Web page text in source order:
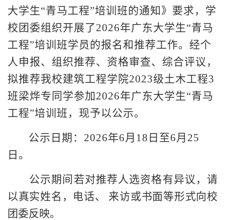
大学生“青马工程”培训班的通知》要求，学
校团委组织开展了2026年广东大学生“青马
工程”培训班学员的报名和推荐工作。 经个
人申报、组织推荐、资格审查、综合评议，
拟推荐我校建筑工程学院2023级土木工程3
班梁烨专同学参加2026年广东大学生“青马
工程”培训班，现予以公示。
公示日期：2026年6月18日至6月25
日。
公示期间若对推荐人选资格有异议，请
以真实姓名，电话、 来访或书面等形式向校
团委反映。